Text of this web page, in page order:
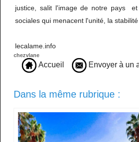
justice, salit l'image de notre pays
sociales qui menacent l'unité, la
lecalame.info
chezvlane
Accueil Envoyer à un
Dans la même rubrique :